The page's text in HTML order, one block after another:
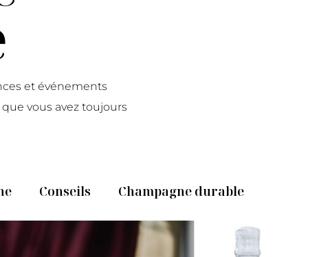
et événements
vous avez toujours
Conseils Champagne durable